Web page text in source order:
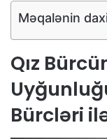
Məqalənin
Qız
Bürcləri